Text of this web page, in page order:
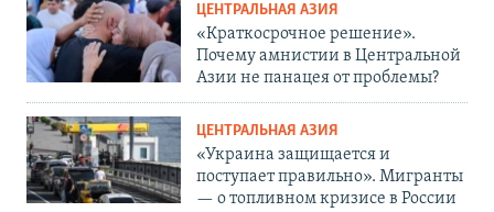
ЦЕНТРАЛЬНАЯ АЗИЯ
«Краткосрочное решение».
Почему амнистии в Центральной
Азии не панацея от проблемы?
ЦЕНТРАЛЬНАЯ АЗИЯ
«Украина защищается и
поступает правильно». Мигранты
— о топливном кризисе в России